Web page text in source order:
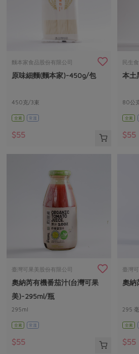
麵本家食品股份有限公司
原味細麵(麵本家)-450g/包
450克/3束
全素 常溫
$55
民生
本土
80公
全素
$55
臺灣可果美股份有限公司
奧納芮有機番茄汁(台灣可果
美)-295ml/瓶
295ml
全素 常溫
$55
臺灣
奧納
295
全素
$55